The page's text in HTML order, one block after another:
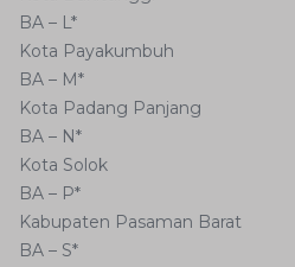
BA – L*
Kota Payakumbuh
BA – M*
Kota Padang Panjang
BA – N*
Kota Solok
BA – P*
Kabupaten Pasaman Barat
BA – S*